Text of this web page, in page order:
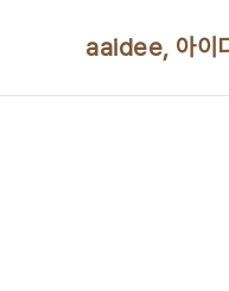
aaidee, 아이